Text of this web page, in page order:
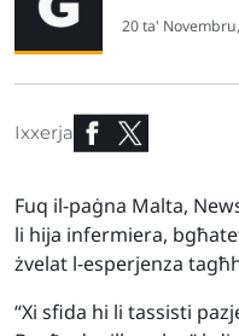
20 ta'
Ixxerja
Fuq il-paġna Malta,
li hija infermiera,
żvelat l-esperjenza
“Xi sfida hi li tassisti